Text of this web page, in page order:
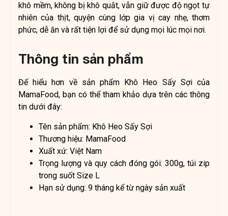
khô mềm, không bị khô quắt, vẫn giữ được độ ngọt tự
nhiên của thịt, quyện cùng lớp gia vị cay nhẹ, thơm
phức, dễ ăn và rất tiện lợi để sử dụng mọi lúc mọi nơi.
Thông tin sản phẩm
Để hiểu hơn về sản phẩm Khô Heo Sấy Sợi của
MamaFood, bạn có thể tham khảo dựa trên các thông
tin dưới đây:
Tên sản phẩm: Khô Heo Sấy Sợi
Thương hiệu: MamaFood
Xuất xứ: Việt Nam
Trọng lượng và quy cách đóng gói: 300g, túi zip
trong suốt Size L
Hạn sử dụng: 9 tháng kể từ ngày sản xuất